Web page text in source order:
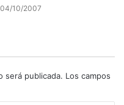
04/10/2007
será publicada. Los campos